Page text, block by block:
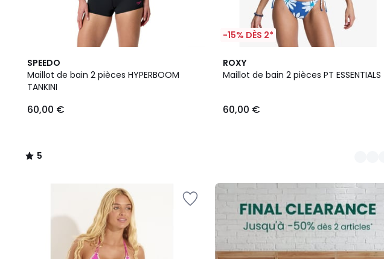
SPEEDO
Maillot de bain 2 pièces HYPERBOOM
TANKINI
€.
60,00 €
5
/
5
5
/
-15% DÈS 2*
ROXY
Maillot de bain 2 pièces PT ESSENTIALS
60,00 €
2
Couleurs
FINAL
CLEARANCE